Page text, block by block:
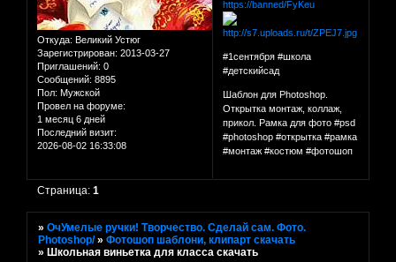
Откуда: Великий Устюг
Зарегистрирован: 2013-03-27
Приглашений: 0
Сообщений: 8895
Пол: Мужской
Провел на форуме:
1 месяц 6 дней
Последний визит:
2026-08-02 16:33:08
https://banned/FyKeu
#1сентября #школа
#детскийсад
Шаблон для Photoshop.
Открытка монтаж, коллаж,
прикол. Рамка для фото #psd
#photoshop #открытка #рамка
#монтаж #костюм #фотошоп
Страница:1
»ОчУмелые ручки! Творчество. Сделай сам. Фото.
Photoshop/ »Фотошоп шаблони, клипарт скачать
»Школьная виньетка для класса скачать